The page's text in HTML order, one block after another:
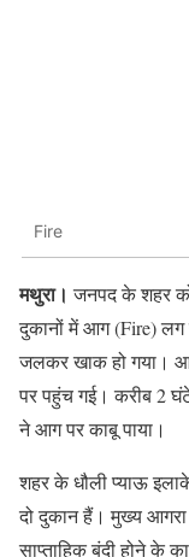
Fire
मथुरा। जनपद के शहर
दुकानों में आग (Fire)
जलकर खाक हो गया।
पर पहुंच गई। करीब 2
ने आग पर काबू पाया।
शहर के धौली प्याऊ
दो दुकान हैं। मुख्य
साप्ताहिक बंदी होने के